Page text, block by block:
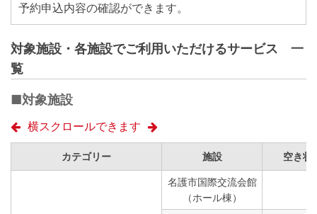
予約申込内容の確認ができます。
対象施設・各施設でご利用いただけるサービス 一
覧
■対象施設
横スクロールできます
カテゴリー 施設 空き状
名護市国際交流会館
（ホール棟）